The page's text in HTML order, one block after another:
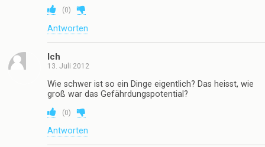
(0)
Antworten
Ich
13. Juli 2012
Wie schwer ist so ein Dinge eigentlich? Das heisst, wie
groß war das Gefährdungspotential?
(0)
Antworten